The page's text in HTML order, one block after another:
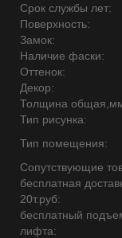
Срок службы лет:
Поверхность:
Замок:
Наличие фаски:
Оттенок:
Декор:
Толщина
Тип рисунка:
Тип помещения:
Сопутствующие
бесплатная
20т.руб:
бесплатный
лифта: